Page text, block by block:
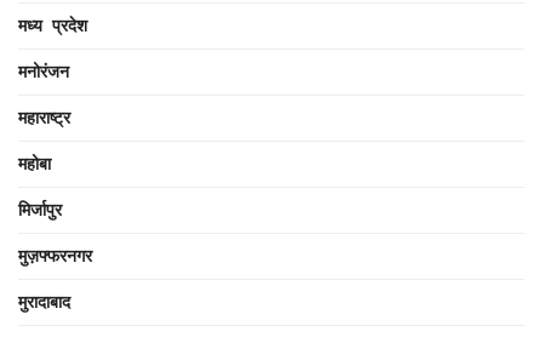
मध्य प्रदेश
मनोरंजन
महाराष्ट्र
महोबा
मिर्जापुर
मुज़फ्फरनगर
मुरादाबाद